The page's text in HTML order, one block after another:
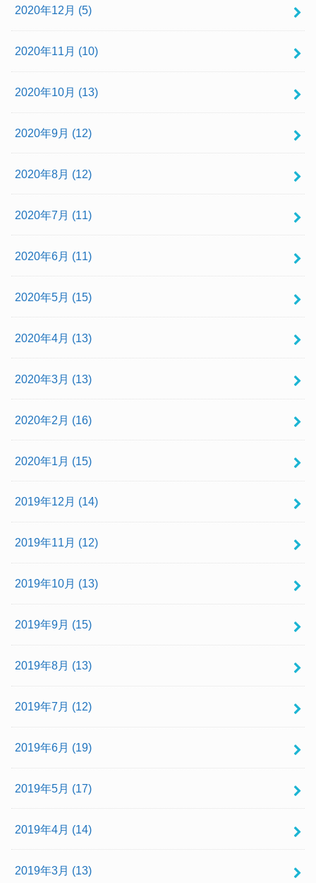
2020年12月 (5)
2020年11月 (10)
2020年10月 (13)
2020年9月 (12)
2020年8月 (12)
2020年7月 (11)
2020年6月 (11)
2020年5月 (15)
2020年4月 (13)
2020年3月 (13)
2020年2月 (16)
2020年1月 (15)
2019年12月 (14)
2019年11月 (12)
2019年10月 (13)
2019年9月 (15)
2019年8月 (13)
2019年7月 (12)
2019年6月 (19)
2019年5月 (17)
2019年4月 (14)
2019年3月 (13)